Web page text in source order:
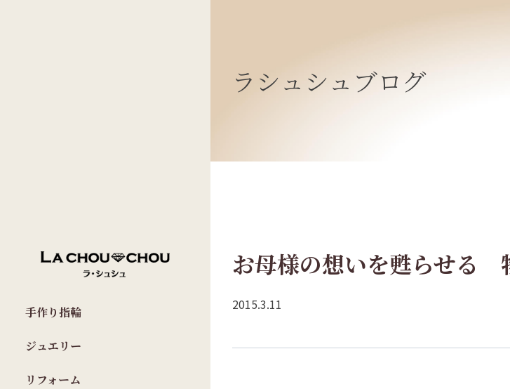
手作り指輪
ジュエリー
リフォーム
ラシュシュブログ
お母様の想いを甦らせる
2015.3.11